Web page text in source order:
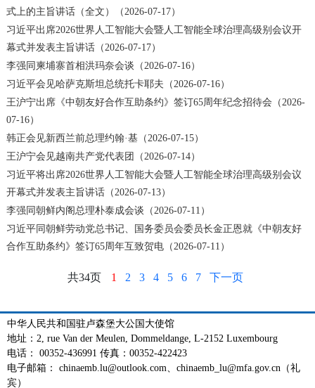
式上的主旨讲话（全文）（2026-07-17）
习近平出席2026世界人工智能大会暨人工智能全球治理高级别会议开
幕式并发表主旨讲话（2026-07-17）
李强同柬埔寨首相洪玛奈会谈（2026-07-16）
习近平会见哈萨克斯坦总统托卡耶夫（2026-07-16）
王沪宁出席《中朝友好合作互助条约》签订65周年纪念招待会（2026-
07-16）
韩正会见新西兰前总理约翰·基（2026-07-15）
王沪宁会见越南共产党代表团（2026-07-14）
习近平将出席2026世界人工智能大会暨人工智能全球治理高级别会议
开幕式并发表主旨讲话（2026-07-13）
李强同朝鲜内阁总理朴泰成会谈（2026-07-11）
习近平同朝鲜劳动党总书记、国务委员会委员长金正恩就《中朝友好
合作互助条约》签订65周年互致贺电（2026-07-11）
共34页 1 2 3 4 5 6 7 下一页
中华人民共和国驻卢森堡大公国大使馆
地址：2, rue Van der Meulen, Dommeldange, L-2152 Luxembourg
电话： 00352-436991 传真：00352-422423
电子邮箱： chinaemb.lu@outlook.com、chinaemb_lu@mfa.gov.cn（礼
宾）